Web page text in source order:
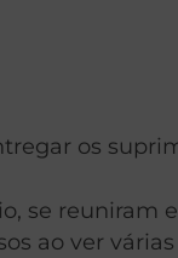
os
se reuniram
ao ver